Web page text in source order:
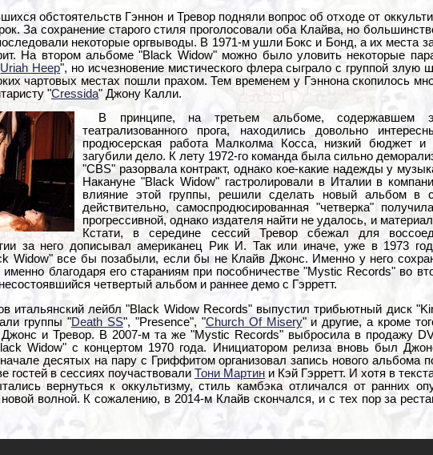
обстоятельств Гэннон и Тревор подняли вопрос об отходе от
За сохранение старого стиля проголосовали оба Клайва, но
некоторые оргвыводы. В 1971-м ушли Бокс и Бонд, а их места
На втором альбоме "Black Widow" можно было уловить некоторые
Uriah Heep", но исчезновение мистического флера сыграло с группой злую
чартовых местах пошли прахом. Тем временем у Гэннона скопилось
"Cressida" Джону Калли.
В принципе, на третьем альбоме, содержавшем
театрализованного прога, находились довольно
продюсерская работа Малколма Косса, низкий бюджет и
загубили дело. К лету 1972-го команда была сильно
"CBS" разорвала контракт, однако кое-какие надежды у
Накануне "Black Widow" гастролировали в Италии в
влияние этой группы, решили сделать новый альбом в
действительно, самоспродюсированная "четверка"
прогрессивной, однако издателя найти не удалось, и
Кстати, в середине сессий Тревор сбежал для
за него дописывал американец Рик И. Так или иначе, уже в 1973
Widow" все бы позабыли, если бы не Клайв Джонс. Именно у него
именно благодаря его стараниям при пособничестве "Mystic Records" во
четвертый альбом и раннее демо с Гэрретт.
итальянский лейбл "Black Widow Records" выпустил трибьютный диск
группы "Death SS", "Presence", "Church Of Misery" и другие, а кроме
Джонс и Тревор. В 2007-м та же "Mystic Records" выбросила в продажу
Widow" с концертом 1970 года. Инициатором релиза вновь был
десятых на пару с Гриффитом организовал запись нового альбома
гостей в сессиях поучаствовали Тони Мартин и Кэй Гэрретт. И хотя в
вернуться к оккультизму, стиль камбэка отличался от ранних
волной. К сожалению, в 2014-м Клайв скончался, и с тех пор за